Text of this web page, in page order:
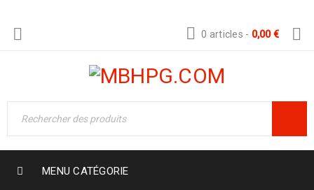
0 articles - 0,00€
MENU CATÉGORIE